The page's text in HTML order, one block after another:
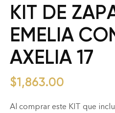
KIT DE
EMELIA
AXELIA 17
$1,863.00
Al comprar este KIT que